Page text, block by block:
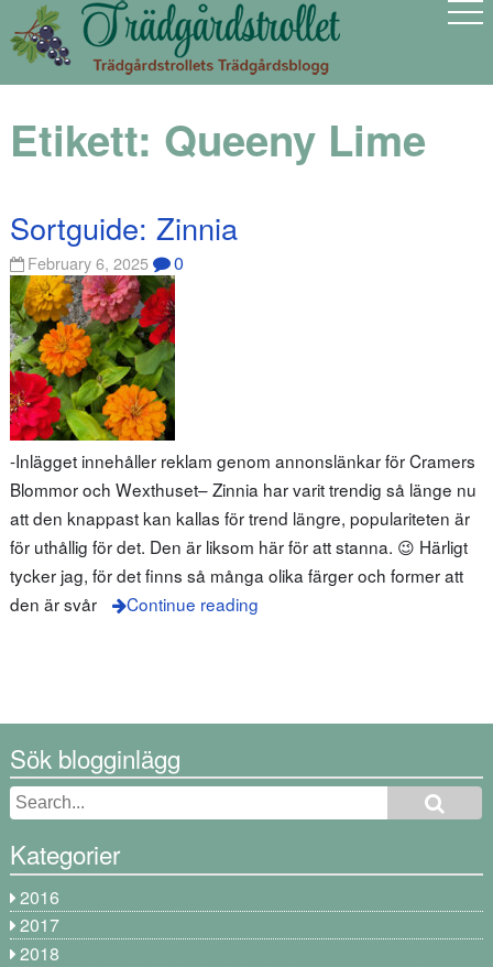
Etikett: Queeny Lime
Sortguide: Zinnia
February 6, 2025 0
-Inlägget innehåller reklam genom annonslänkar för Cramers
Blommor och Wexthuset– Zinnia har varit trendig så länge nu
att den knappast kan kallas för trend längre, populariteten är
för uthållig för det. Den är liksom här för att stanna. 😉 Härligt
tycker jag, för det finns så många olika färger och former att
den är svår
Continue reading
Sök blogginlägg
Kategorier
2016
2017
2018